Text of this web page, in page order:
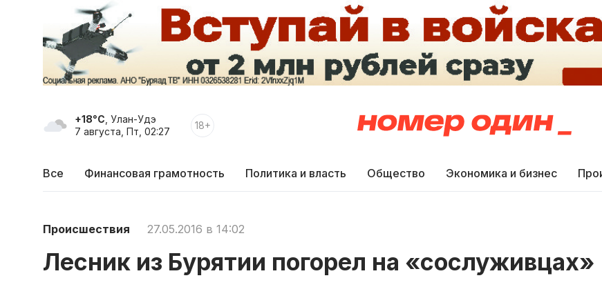
+18°C , Улан-Удэ
7 августа, Пт, 02:27
18+
Все Финансовая грамотность Политика и власть Общество Экономика и бизнес
Происшествия 27.05.2016 в 14:02
Лесник из Бурятии погорел на «сослуживцах»